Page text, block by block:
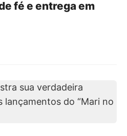
fé e entrega em